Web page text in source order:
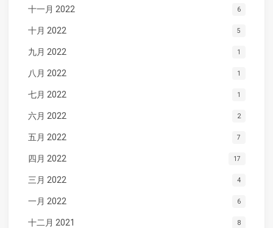
十一月 2022 6
十月 2022 5
九月 2022 1
八月 2022 1
七月 2022 1
六月 2022 2
五月 2022 7
四月 2022 17
三月 2022 4
一月 2022 6
十二月 2021 8